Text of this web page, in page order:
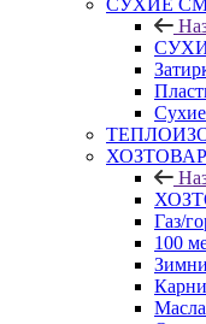
СУХИЕ
Газ/
100